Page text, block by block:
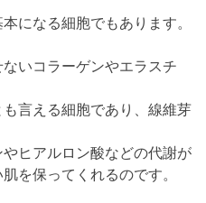
になる細胞でもあります。
いコラーゲンやエラスチ
言える細胞であり、線維芽
ヒアルロン酸などの代謝が
を保ってくれるのです。